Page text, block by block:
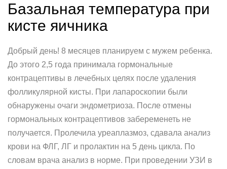
Базальная температура при
кисте яичника
Добрый день! 8 месяцев планируем с мужем ребенка.
До этого 2,5 года принимала гормональные
контрацептивы в лечебных целях после удаления
фолликулярной кисты. При лапароскопии были
обнаружены очаги эндометриоза. После отмены
гормональных контрацептивов забеременеть не
получается. Пролечила уреаплазмоз, сдавала анализ
крови на ФЛГ, ЛГ и пролактин на 5 день цикла. По
словам врача анализ в норме. При проведении УЗИ в